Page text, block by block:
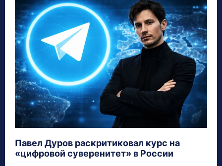
Павел Дуров раскритиковал курс на
«цифровой суверенитет» в России